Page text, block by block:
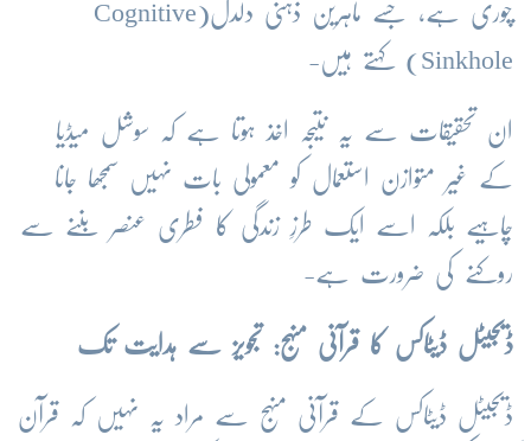
چوری ہے، جسے ماہرین ذہنی دلدل(Cognitive
Sinkhole) کہتے ہیں-
ان تحقیقات سے یہ نتیجہ اخذ ہوتا ہے کہ سوشل میڈیا
کے غیر متوازن استعمال کو معمولی بات نہیں سمجھا جانا
چاہیے بلکہ اسے ایک طرزِ زندگی کا فطری عنصر بننے سے
روکنے کی ضرورت ہے-
ڈیجیٹل ڈیٹاکس کا قرآنی منہج: تجویز سے ہدایت تک
ڈیجیٹل ڈیٹاکس کے قرآنی منہج سے مراد یہ نہیں کہ قرآن